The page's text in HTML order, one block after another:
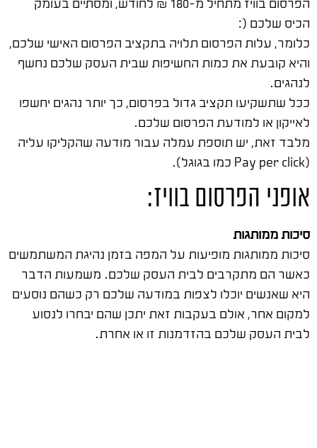
הכיס שלכם (:
כלומר, עלות הפרסום תלויה בתקציב הפרסום האישי שלכם,
והיא קובעת את כמות החשיפות שבית העסק שלכם נחשף
לנהגים.
ככל שתשקיעו תקציב גדול בפרסום, כך יותר נהגים יחשפו
לאייקון או למודעת הפרסום שלכם.
מלבד זאת, יש תוספת עמלה עבור מודעה שהקליקו עליה
(Pay per click כמו בגוגל).
אופני הפרסום בוויז:
סיכות ממותגות
סיכות ממותגות מופיעות על המפה בזמן נהיגת המשתמשים
כאשר הם מתקרבים לבית העסק שלכם. משמעות הדבר
היא שאנשים יוכלו לצפות במודעה שלכם רק כשהם נוסעים
למקום אחר, אולם בעקבות זאת יתכן שהם יבחרו לנסוע
לבית העסק שלכם בהזדמנות זו או אחרת.